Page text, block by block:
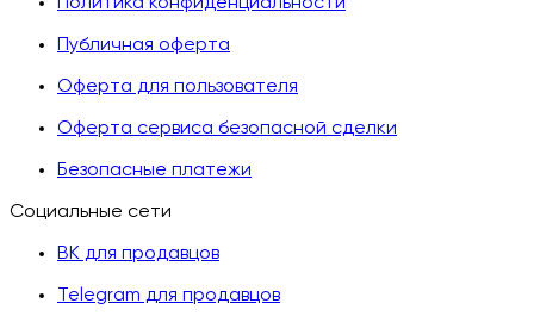
Публичная оферта
Оферта для пользователя
Оферта сервиса безопасной сделки
Безопасные платежи
Социальные сети
ВК для продавцов
Telegram для продавцов